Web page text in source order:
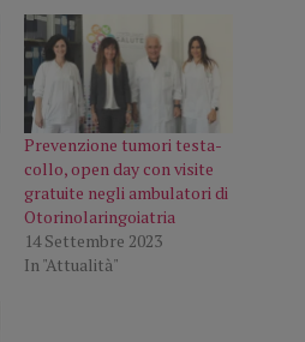
Prevenzione tumori testa-
collo, open day con visite
gratuite negli ambulatori di
Otorinolaringoiatria
14 Settembre 2023
In "Attualità"